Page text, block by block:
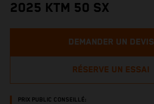
2025 KTM 50 SX
PRIX PUBLIC CONSEILLÉ:
DEMANDER UN DEVIS
RÉSERVE UN ESSAI